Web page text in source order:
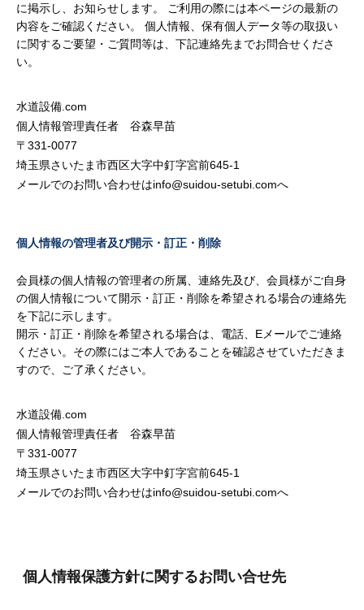
に掲示し、お知らせします。 ご利用の際には本ページの最新の
内容をご確認ください。 個人情報、保有個人データ等の取扱い
に関するご要望・ご質問等は、下記連絡先までお問合せくださ
い。
水道設備.com
個人情報管理責任者 谷森早苗
331-0077
埼玉県さいたま市西区大字中釘字宮前645-1
メールでのお問い合わせはinfo@suidou-setubi.comへ
個人情報の管理者及び開示・訂正・削除
会員様の個人情報の管理者の所属、連絡先及び、会員様がご自身
の個人情報について開示・訂正・削除を希望される場合の連絡先
を下記に示します。
開示・訂正・削除を希望される場合は、電話、Eメールでご連絡
ください。その際にはご本人であることを確認させていただきま
すので、ご了承ください。
水道設備.com
個人情報管理責任者 谷森早苗
331-0077
埼玉県さいたま市西区大字中釘字宮前645-1
メールでのお問い合わせはinfo@suidou-setubi.comへ
個人情報保護方針に関するお問い合せ先